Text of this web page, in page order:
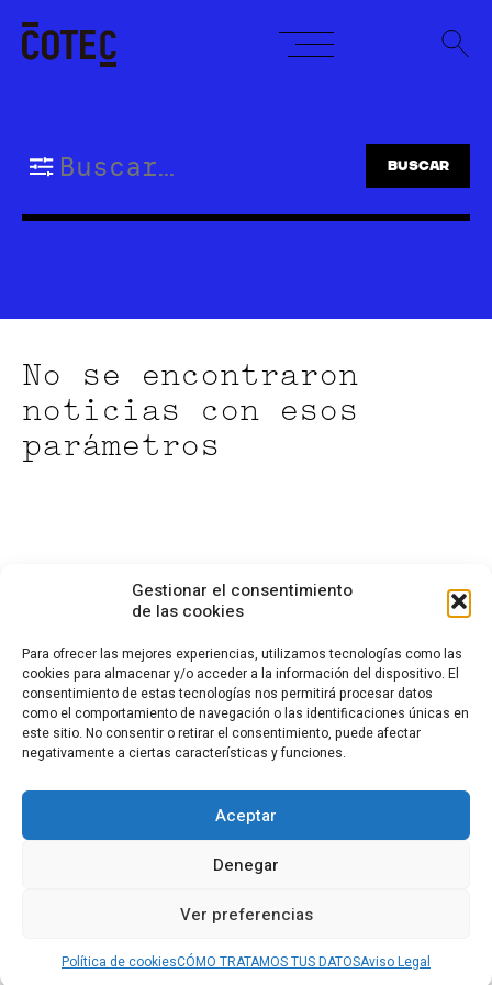
Gestionar el consentimiento
de las cookies
Para ofrecer las mejores experiencias, utilizamos tecnologías como las
cookies para almacenar y/o acceder a la información del dispositivo. El
consentimiento de estas tecnologías nos permitirá procesar datos
como el comportamiento de navegación o las identificaciones únicas en
este sitio. No consentir o retirar el consentimiento, puede afectar
negativamente a ciertas características y funciones.
Aceptar
Denegar
Ver preferencias
Política de cookiesCÓMO TRATAMOS TUS DATOSAviso Legal
content
No se encontraron
noticias con esos
parámetros
CONTACTO
Calle Cea Bermúdez, 3
28003 - Madrid. España
fundacion.cotec@cotec.es
POLÍTICA DE PRIVACIDAD